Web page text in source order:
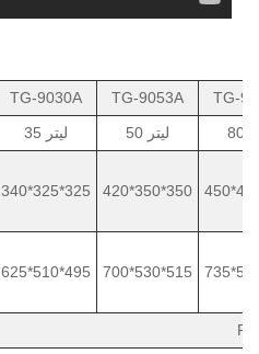
TG-9030A TG-9053A
TG-
35 لیتر 50 لیتر
340*325*325 420*350*350
625*510*495 700*530*515